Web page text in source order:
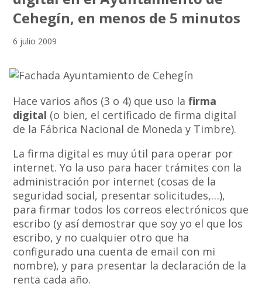
Cehegín, en menos de 5 minutos
6 julio 2009
Hace varios años (3 o 4) que uso lafirma
digital (o bien, el certificado de firma digital
de la Fábrica Nacional de Moneda y Timbre).
La firma digital es muy útil para operar por
internet. Yo la uso para hacer trámites con la
administración por internet (cosas de la
seguridad social, presentar solicitudes,…),
para firmar todos los correos electrónicos que
escribo (y así demostrar que soy yo el que los
escribo, y no cualquier otro que ha
configurado una cuenta de email con mi
nombre), y para presentar la declaración de la
renta cada año.